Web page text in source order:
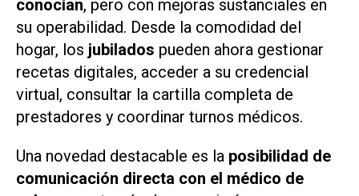
conocían, pero con mejoras sustanciales en
su operabilidad. Desde la comodidad del
hogar, los jubilados pueden ahora gestionar
recetas digitales, acceder a su credencial
virtual, consultar la cartilla completa de
prestadores y coordinar turnos médicos.
Una novedad destacable es la posibilidad de
comunicación directa con el médico de